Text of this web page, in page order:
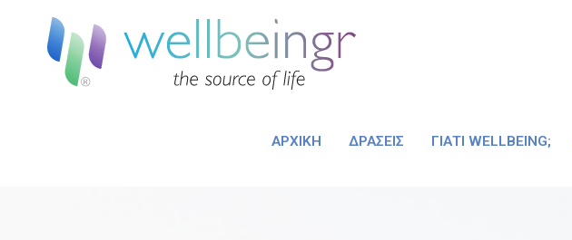
ΑΡΧΙΚΉ ΔΡΆΣΕΙΣ ΓΙΑΤΊ WELLBEING;